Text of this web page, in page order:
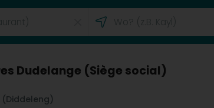
Dudelange (Siège social)